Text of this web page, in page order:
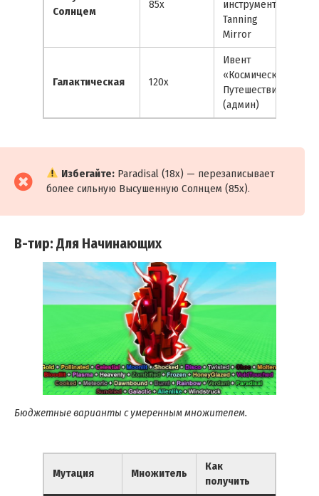
Солнцем
85x
инструмент
Tanning
Mirror
Галактическая 120x
Ивент
«Космическое
Путешествие»
(админ)
Избегайте: Paradisal (18x) — перезаписывает
более сильную Высушенную Солнцем (85x).
B-тир: Для Начинающих
Бюджетные варианты с умеренным множителем.
Мутация Множитель
Как
получить